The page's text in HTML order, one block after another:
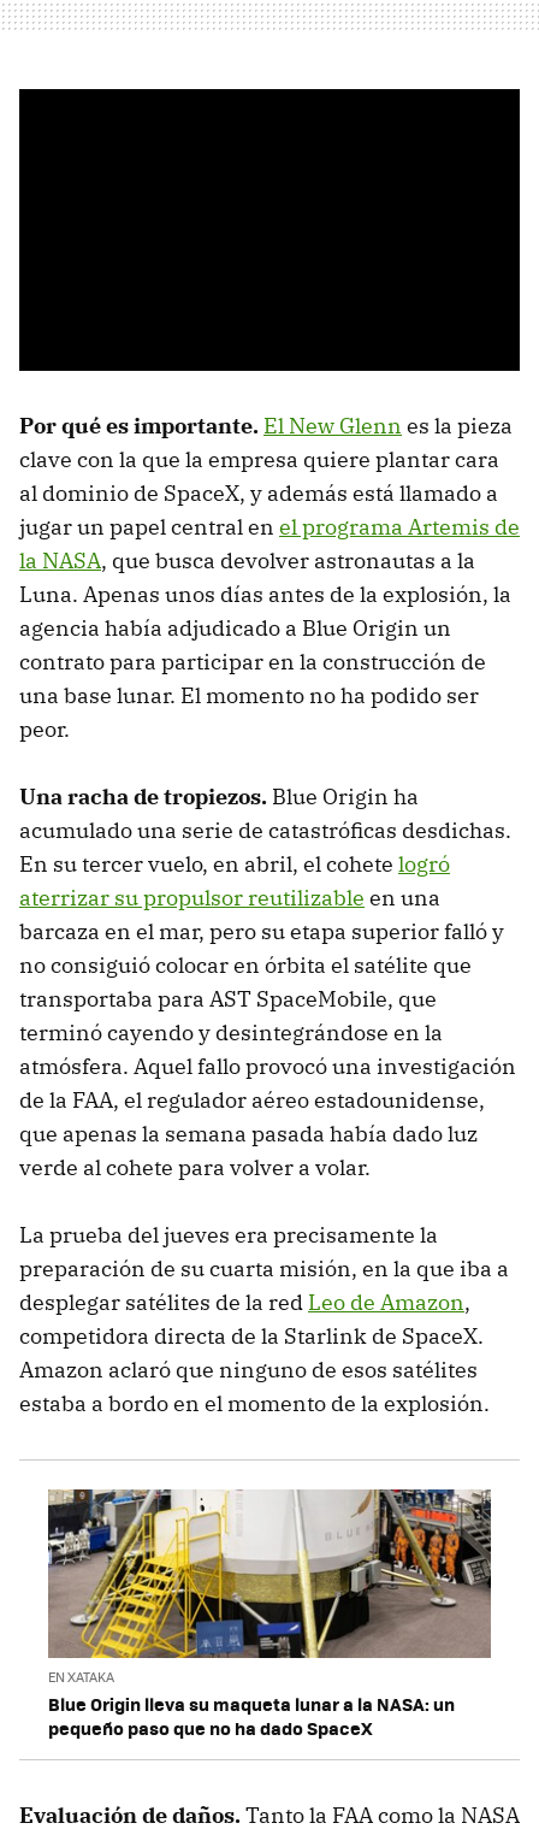
Por qué es importante. El New Glenn es la pieza
clave con la que la empresa quiere plantar cara
al dominio de SpaceX, y además está llamado a
jugar un papel central en el programa Artemis de
la NASA, que busca devolver astronautas a la
Luna. Apenas unos días antes de la explosión, la
agencia había adjudicado a Blue Origin un
contrato para participar en la construcción de
una base lunar. El momento no ha podido ser
peor.
Una racha de tropiezos. Blue Origin ha
acumulado una serie de catastróficas desdichas.
En su tercer vuelo, en abril, el cohete logró
aterrizar su propulsor reutilizable en una
barcaza en el mar, pero su etapa superior falló y
no consiguió colocar en órbita el satélite que
transportaba para AST SpaceMobile, que
terminó cayendo y desintegrándose en la
atmósfera. Aquel fallo provocó una investigación
de la FAA, el regulador aéreo estadounidense,
que apenas la semana pasada había dado luz
verde al cohete para volver a volar.
La prueba del jueves era precisamente la
preparación de su cuarta misión, en la que iba a
desplegar satélites de la red Leo de Amazon,
competidora directa de la Starlink de SpaceX.
Amazon aclaró que ninguno de esos satélites
estaba a bordo en el momento de la explosión.
EN XATAKA
Blue Origin lleva su maqueta lunar a la NASA: un
pequeño paso que no ha dado SpaceX
Evaluación de daños.Tanto la FAA como la NASA